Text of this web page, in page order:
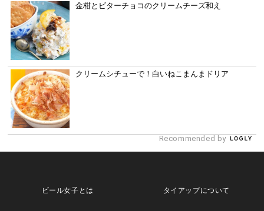
金柑とビターチョコのクリームチーズ和え
クリームシチューで！白いねこまんまドリア
Recommended by
ビール女子とは タイアップについて